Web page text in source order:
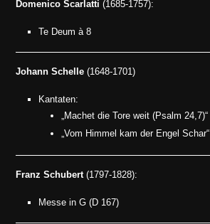
Domenico Scarlatti (1685-1757):
Te Deum à 8
Johann Schelle (1648-1701)
Kantaten:
„Machet die Tore weit (Psalm 24,7)“
„Vom Himmel kam der Engel Schar“
Franz Schubert (1797-1828):
Messe in G (D 167)